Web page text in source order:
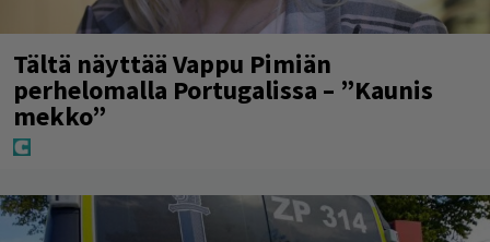
Tältä näyttää Vappu Pimiän
perhelomalla Portugalissa – ”Kaunis
mekko”